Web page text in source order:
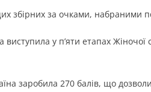
збірних за очками, набраними
у п’яти етапах Жіночої
заробила 270 балів, що